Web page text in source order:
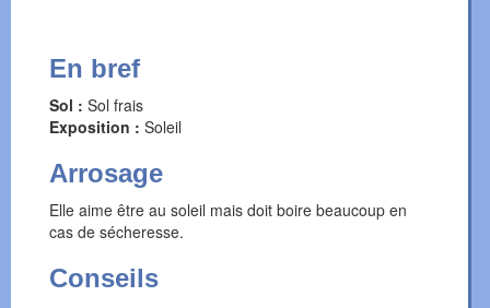
En bref
Sol : Sol frais
Exposition : Soleil
Arrosage
Elle aime être au soleil mais doit boire beaucoup en
cas de sécheresse.
Conseils